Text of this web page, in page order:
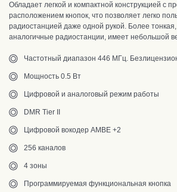
Обладает легкой и компактной конструкцией с
расположением кнопок, что позволяет легко
радиостанцией даже одной рукой. Более
аналогичные радиостанции, имеет небольшой
Частотный диапазон 446 МГц.
Мощность 0.5 Вт
Цифровой и аналоговый режим работы
DMR Tier II
Цифровой вокодер AMBE +2
256 каналов
4 зоны
Программируемая функциональная кнопка